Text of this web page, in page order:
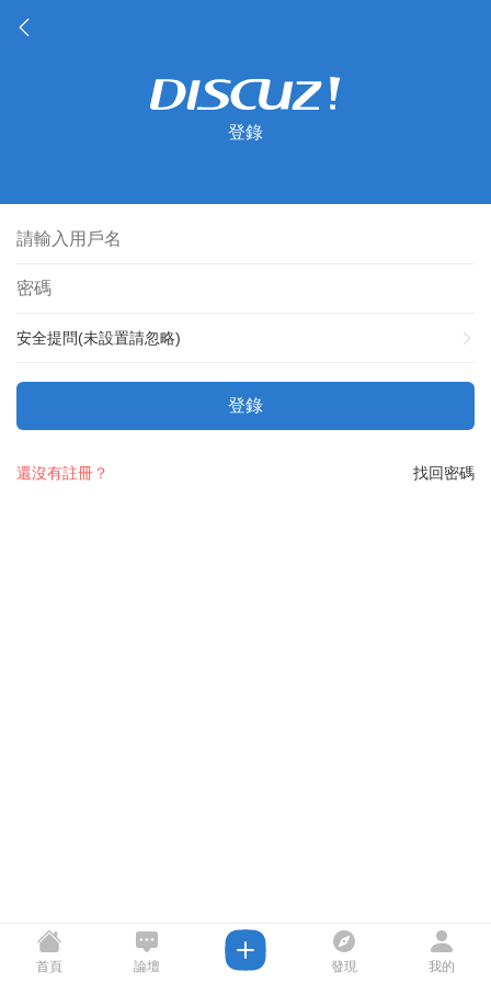
登錄
安全提問(未設置請忽略)
登錄
找回密碼
還沒有註冊？
首頁 論壇 發現 我的